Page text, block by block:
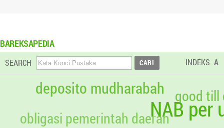
BAREKSAPEDIA
SEARCH INDEKS A
NAB per
deposito mudharabah
obligasi pemerintah daerah
good till